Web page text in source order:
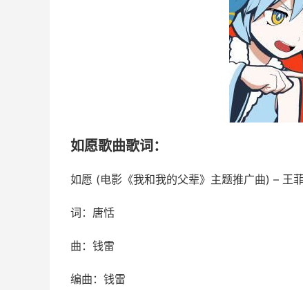
如愿歌曲歌词：
如愿 (电影《我和我的父辈》主题推广曲) – 王
词：唐恬
曲：钱雷
编曲：钱雷